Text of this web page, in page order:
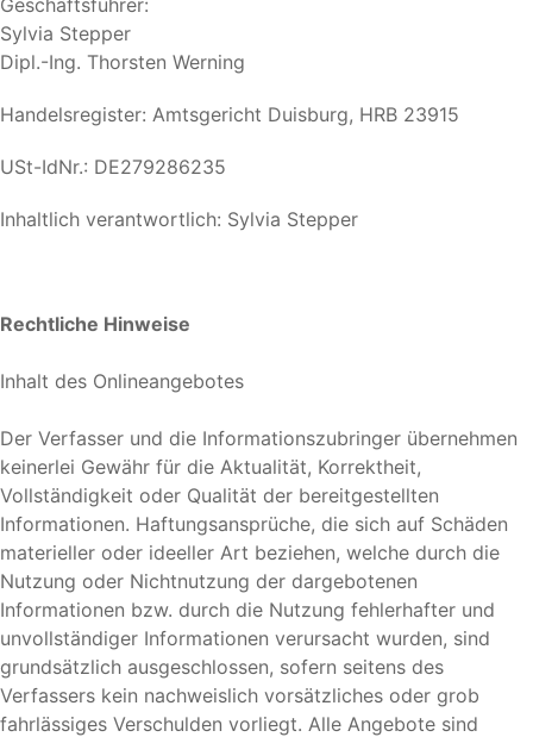
Geschäftsführer:
Sylvia Stepper
Dipl.-Ing. Thorsten Werning
Handelsregister: Amtsgericht Duisburg, HRB 23915
USt-IdNr.: DE279286235
Inhaltlich verantwortlich: Sylvia Stepper
Rechtliche Hinweise
Inhalt des Onlineangebotes
Der Verfasser und die Informationszubringer übernehmen
keinerlei Gewähr für die Aktualität, Korrektheit,
Vollständigkeit oder Qualität der bereitgestellten
Informationen. Haftungsansprüche, die sich auf Schäden
materieller oder ideeller Art beziehen, welche durch die
Nutzung oder Nichtnutzung der dargebotenen
Informationen bzw. durch die Nutzung fehlerhafter und
unvollständiger Informationen verursacht wurden, sind
grundsätzlich ausgeschlossen, sofern seitens des
Verfassers kein nachweislich vorsätzliches oder grob
fahrlässiges Verschulden vorliegt. Alle Angebote sind